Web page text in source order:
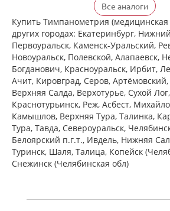
Все аналоги
Купить Тимпанометрия (медицинская
других городах: Екатеринбург,
Первоуральск, Каменск-Уральский,
Новоуральск, Полевской, Алапаевск,
Богданович, Красноуральск, Ирбит,
Ачит, Кировград, Серов,
Верхняя Салда, Верхотурье, Сухой
Краснотурьинск, Реж, Асбест,
Камышлов, Верхняя Тура, Талинка,
Тура, Тавда, Североуральск,
Белоярский п.г.т., Ивдель, Нижняя
Туринск, Шаля, Талица, Копейск
Снежинск (Челябинская обл)